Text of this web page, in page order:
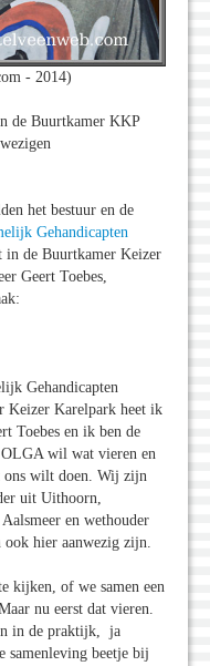
- 2014)
de Buurtkamer KKP
het bestuur en de
Gehandicapten
in de Buurtkamer Keizer
Geert Toebes,
Gehandicapten
Keizer Karelpark heet ik
Toebes en ik ben de
OLGA wil wat vieren en
ons wilt doen. Wij zijn
uit Uithoorn,
en wethouder
ook hier aanwezig zijn.
kijken, of we samen een
nu eerst dat vieren.
in de praktijk, ja
beetje bij